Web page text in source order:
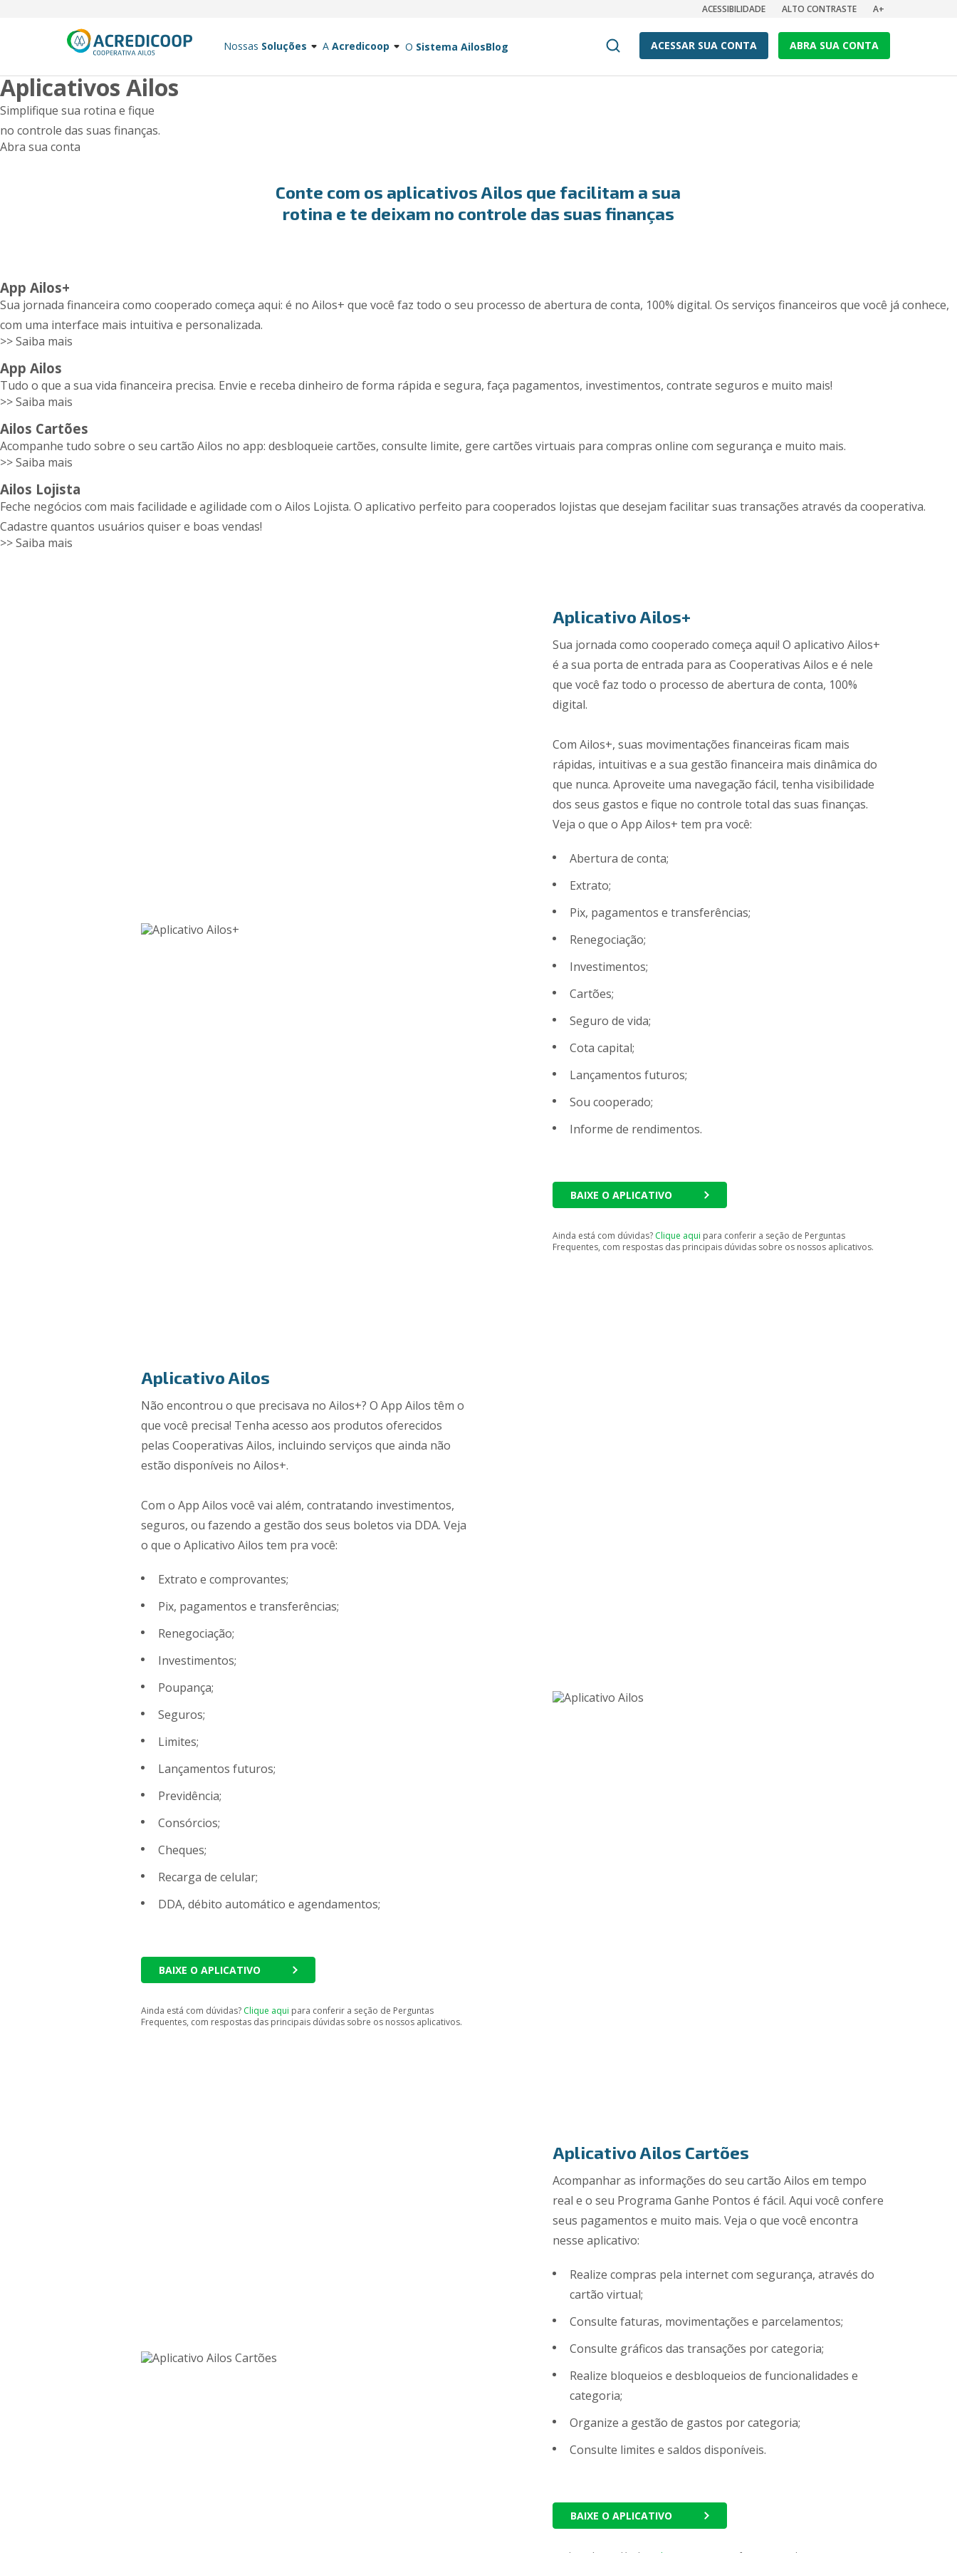
ACESSIBILIDADE ALTO CONTRASTE A+
Nossas Soluções A Acredicoop O Sistema AilosBlog ACESSAR SUA CONTA ABRA SUA CONTA
Aplicativos Ailos
Simplifique sua rotina e fique
no controle das suas finanças.
Abra sua conta
Conte com os aplicativos Ailos que facilitam a sua
rotina e te deixam no controle das suas finanças
App Ailos+
Sua jornada financeira como cooperado começa aqui: é no Ailos+ que você faz todo o seu processo de abertura de conta, 100% digital. Os serviços financeiros que você já conhece,
com uma interface mais intuitiva e personalizada.
>> Saiba mais
App Ailos
Tudo o que a sua vida financeira precisa. Envie e receba dinheiro de forma rápida e segura, faça pagamentos, investimentos, contrate seguros e muito mais!
>> Saiba mais
Ailos Cartões
Acompanhe tudo sobre o seu cartão Ailos no app: desbloqueie cartões, consulte limite, gere cartões virtuais para compras online com segurança e muito mais.
>> Saiba mais
Ailos Lojista
Feche negócios com mais facilidade e agilidade com o Ailos Lojista. O aplicativo perfeito para cooperados lojistas que desejam facilitar suas transações através da cooperativa.
Cadastre quantos usuários quiser e boas vendas!
>> Saiba mais
Aplicativo Ailos+
Sua jornada como cooperado começa aqui! O aplicativo Ailos+
é a sua porta de entrada para as Cooperativas Ailos e é nele
que você faz todo o processo de abertura de conta, 100%
digital.
Com Ailos+, suas movimentações financeiras ficam mais
rápidas, intuitivas e a sua gestão financeira mais dinâmica do
que nunca. Aproveite uma navegação fácil, tenha visibilidade
dos seus gastos e fique no controle total das suas finanças.
Veja o que o App Ailos+ tem pra você:
Abertura de conta;
Extrato;
Pix, pagamentos e transferências;
Renegociação;
Investimentos;
Cartões;
Seguro de vida;
Cota capital;
Lançamentos futuros;
Sou cooperado;
Informe de rendimentos.
BAIXE O APLICATIVO
Ainda está com dúvidas? Clique aqui para conferir a seção de Perguntas
Frequentes, com respostas das principais dúvidas sobre os nossos aplicativos.
Aplicativo Ailos
Não encontrou o que precisava no Ailos+? O App Ailos têm o
que você precisa! Tenha acesso aos produtos oferecidos
pelas Cooperativas Ailos, incluindo serviços que ainda não
estão disponíveis no Ailos+.
Com o App Ailos você vai além, contratando investimentos,
seguros, ou fazendo a gestão dos seus boletos via DDA. Veja
o que o Aplicativo Ailos tem pra você:
Extrato e comprovantes;
Pix, pagamentos e transferências;
Renegociação;
Investimentos;
Poupança;
Seguros;
Limites;
Lançamentos futuros;
Previdência;
Consórcios;
Cheques;
Recarga de celular;
DDA, débito automático e agendamentos;
BAIXE O APLICATIVO
Ainda está com dúvidas? Clique aqui para conferir a seção de Perguntas
Frequentes, com respostas das principais dúvidas sobre os nossos aplicativos.
Aplicativo Ailos Cartões
Acompanhar as informações do seu cartão Ailos em tempo
real e o seu Programa Ganhe Pontos é fácil. Aqui você confere
seus pagamentos e muito mais. Veja o que você encontra
nesse aplicativo:
Realize compras pela internet com segurança, através do
cartão virtual;
Consulte faturas, movimentações e parcelamentos;
Consulte gráficos das transações por categoria;
Realize bloqueios e desbloqueios de funcionalidades e
categoria;
Organize a gestão de gastos por categoria;
Consulte limites e saldos disponíveis.
BAIXE O APLICATIVO